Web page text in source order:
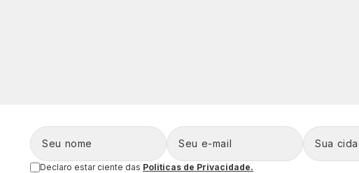
Declaro estar ciente das Politicas de Privacidade.